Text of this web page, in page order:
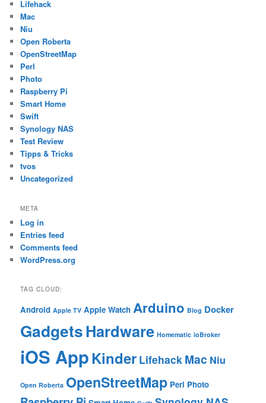
Lifehack
Mac
Niu
Open Roberta
OpenStreetMap
Perl
Photo
Raspberry Pi
Smart Home
Swift
Synology NAS
Test Review
Tipps & Tricks
tvos
Uncategorized
META
Log in
Entries feed
Comments feed
WordPress.org
TAG CLOUD:
Android Apple TV Apple Watch Arduino Blog Docker
GadgetsHardware Homematic ioBroker
iOS AppKinder Lifehack Mac Niu
Open Roberta OpenStreetMap Perl Photo